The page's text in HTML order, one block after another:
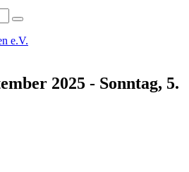
e.V.
2025 - Sonntag, 5.